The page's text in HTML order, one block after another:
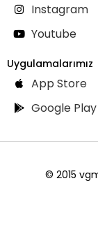
Instagram
Youtube
Uygulamalarımız
App Store
Google Play
© 2015